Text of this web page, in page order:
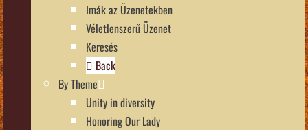
Imák az Üzenetekben
Véletlenszerű Üzenet
Keresés
Back
By Theme
Unity in diversity
Honoring Our Lady